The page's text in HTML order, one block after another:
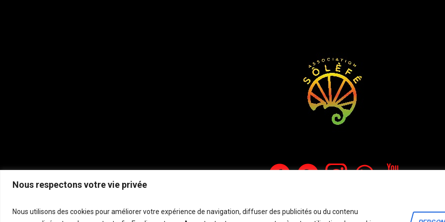
Nous respectons votre vie privée
Nous utilisons des cookies pour améliorer votre expérience de navigation, diffuser des publicités ou du contenu
Politique de confidentialité/ Site crée par Start'Art - © 2024 / Tous droits